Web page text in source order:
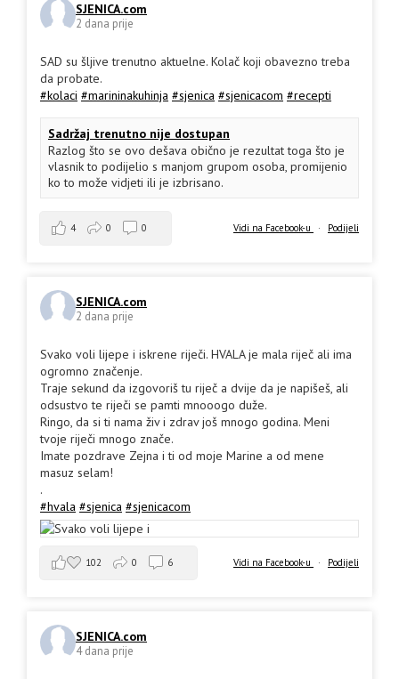
SJENICA.com
2 dana prije
SAD su šljive trenutno aktuelne. Kolač koji obavezno treba
da probate.
#kolaci #marininakuhinja #sjenica #sjenicacom #recepti
Sadržaj trenutno nije dostupan
Razlog što se ovo dešava obično je rezultat toga što je
vlasnik to podijelio s manjom grupom osoba, promijenio
ko to može vidjeti ili je izbrisano.
Vidi na Facebook-u · Podijeli
4 0 0
SJENICA.com
2 dana prije
Svako voli lijepe i iskrene riječi. HVALA je mala riječ ali ima
ogromno značenje.
Traje sekund da izgovoriš tu riječ a dvije da je napišeš, ali
odsustvo te riječi se pamti mnooogo duže.
Ringo, da si ti nama živ i zdrav još mnogo godina. Meni
tvoje riječi mnogo znače.
Imate pozdrave Zejna i ti od moje Marine a od mene
masuz selam!
.
#hvala #sjenica #sjenicacom
Vidi na Facebook-u · Podijeli
102 0 6
SJENICA.com
4 dana prije